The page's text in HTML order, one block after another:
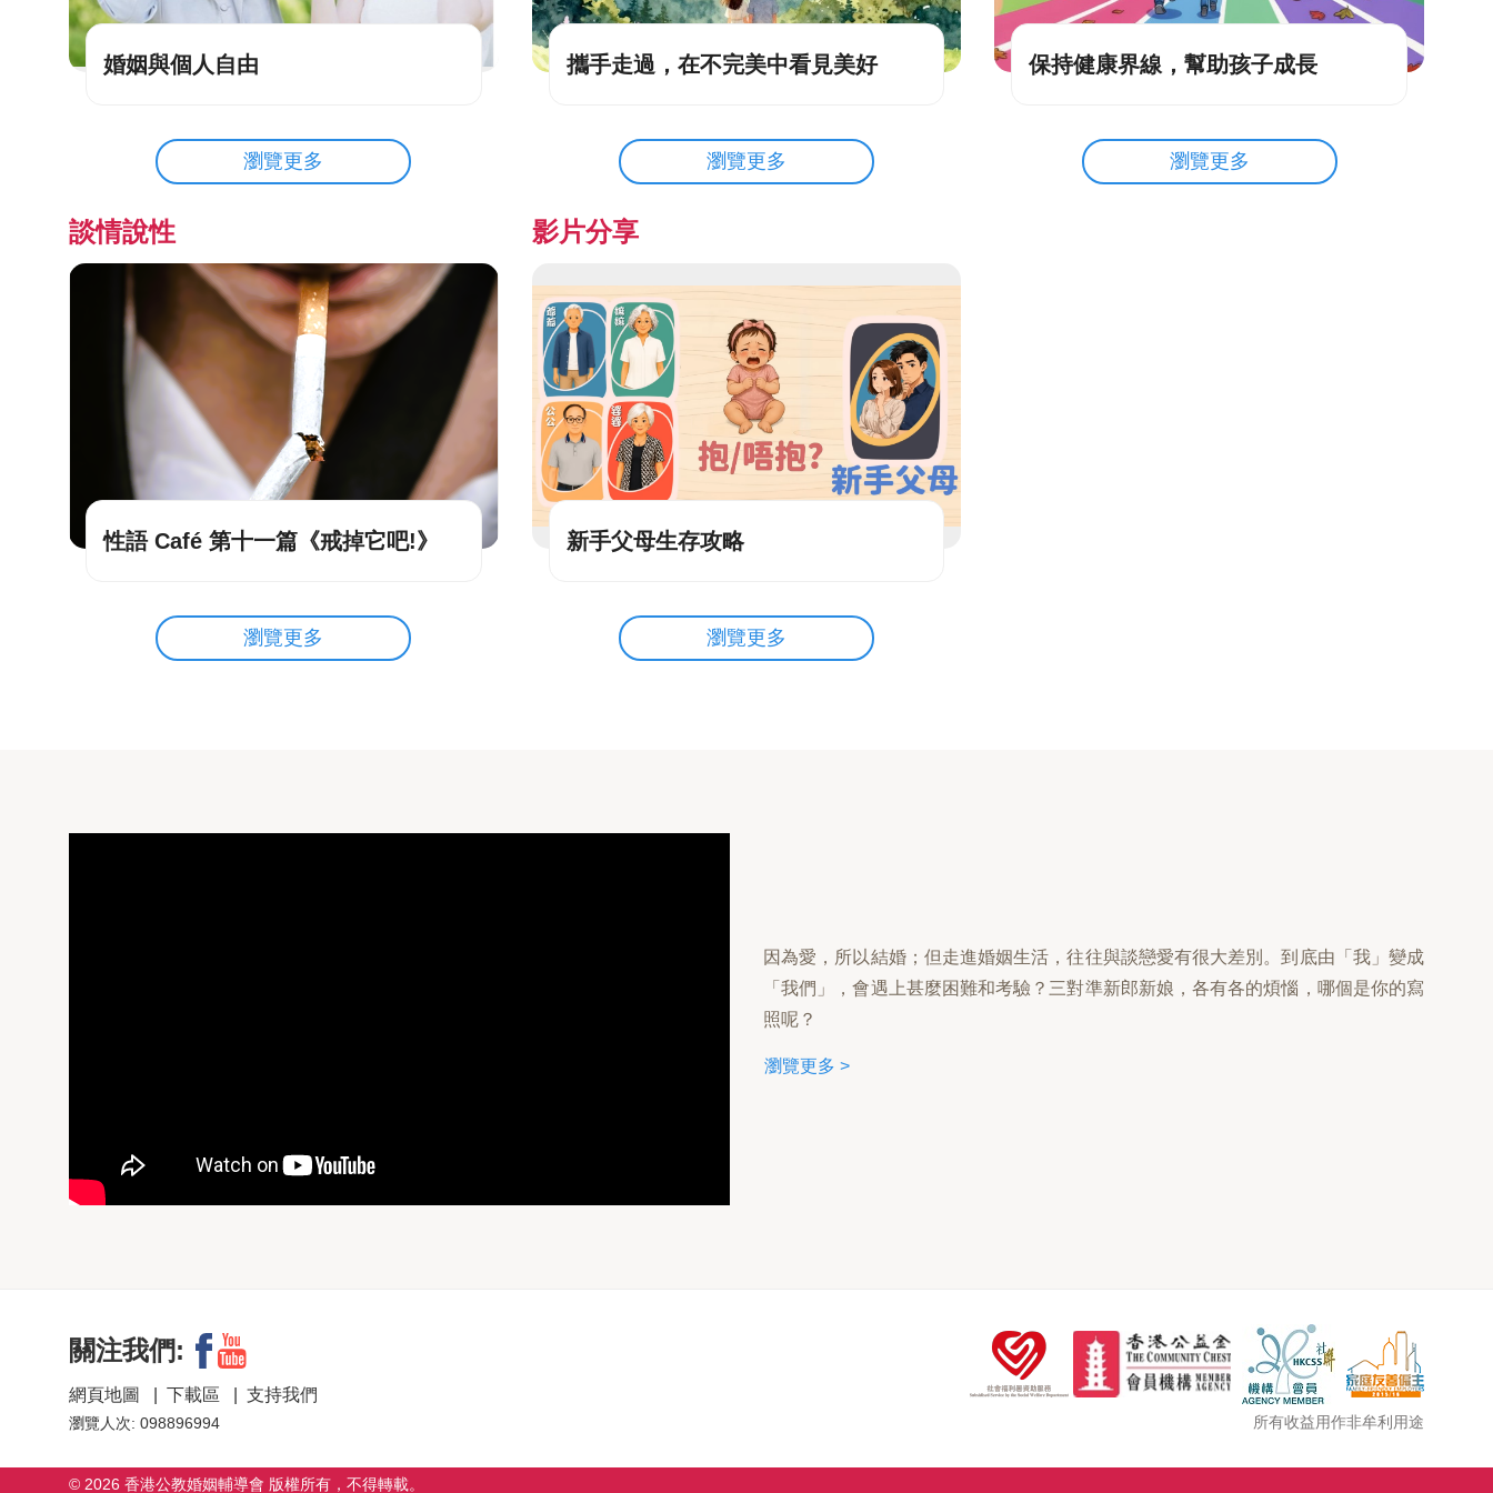
婚姻與個人自由
瀏覽更多
攜手走過，在不完美中看見美好
瀏覽更多
保持健康界線，幫助孩子成長
瀏覽更多
談情說性
性語 Café 第十一篇《戒掉它吧!》
瀏覽更多
影片分享
新手父母生存攻略
瀏覽更多
因為愛，所以結婚；但走進婚姻生活，往往與談戀愛有很大差別。到底由「我」變成
「我們」，會遇上甚麼困難和考驗？三對準新郎新娘，各有各的煩惱，哪個是你的寫
照呢？
瀏覽更多 >
所有收益用作非牟利用途
關注我們:
網頁地圖 下載區 支持我們
瀏覽人次: 098896994
© 2026 香港公教婚姻輔導會 版權所有，不得轉載。